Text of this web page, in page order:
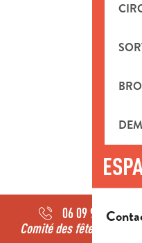
06 09 90 43▒▒
Comité des fêtes de